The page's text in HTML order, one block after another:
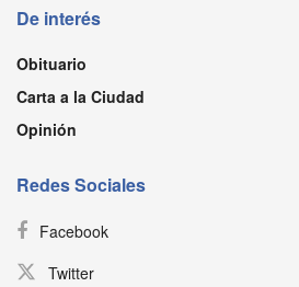
De interés
Obituario
Carta a la Ciudad
Opinión
Redes Sociales
Facebook
Twitter